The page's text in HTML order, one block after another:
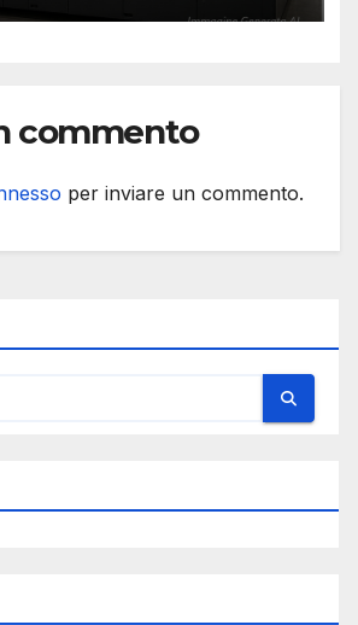
commento
per inviare un commento.